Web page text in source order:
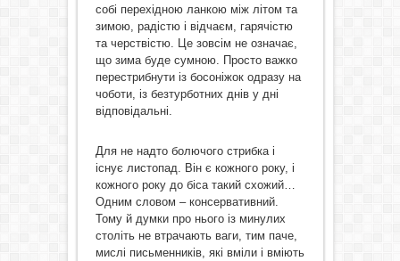
собі перехідною ланкою між літом та
зимою, радістю і відчаєм, гарячістю
та черствістю. Це зовсім не означає,
що зима буде сумною. Просто важко
перестрибнути із босоніжок одразу на
чоботи, із безтурботних днів у дні
відповідальні.
Для не надто болючого стрибка і
існує листопад. Він є кожного року, і
кожного року до біса такий схожий…
Одним словом – консервативний.
Тому й думки про нього із минулих
століть не втрачають ваги, тим паче,
мислі письменників, які вміли і вміють